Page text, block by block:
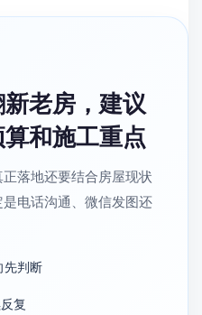
老房，建议
和施工重点
落地还要结合房屋现状
电话沟通、微信发图还
先判断
复